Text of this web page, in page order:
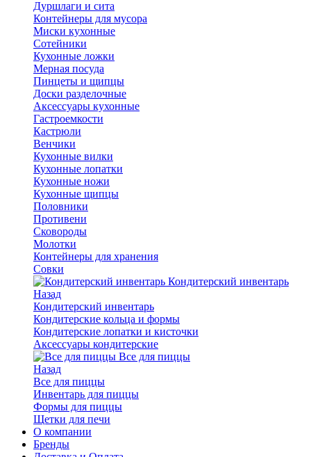
Дуршлаги и сита
Контейнеры для мусора
Миски кухонные
Сотейники
Кухонные ложки
Мерная посуда
Пинцеты и щипцы
Доски разделочные
Аксессуары кухонные
Гастроемкости
Кастрюли
Венчики
Кухонные вилки
Кухонные лопатки
Кухонные ножи
Кухонные щипцы
Половники
Противени
Сковороды
Молотки
Контейнеры для хранения
Совки
Кондитерский инвентарь
Назад
Кондитерский инвентарь
Кондитерские кольца и формы
Кондитерские лопатки и кисточки
Аксессуары кондитерские
Все для пиццы
Назад
Все для пиццы
Инвентарь для пиццы
Формы для пиццы
Щетки для печи
О компании
Бренды